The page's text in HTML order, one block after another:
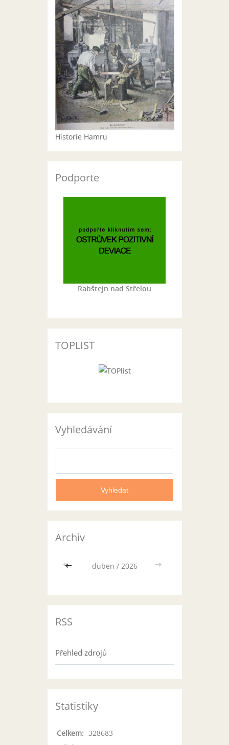
Historie Hamru
Podporte
Rabštejn nad Střelou
TOPLIST
Vyhledávání
Archiv
<< duben / 2026 >>
RSS
Přehled zdrojů
Statistiky
Celkem: 328683